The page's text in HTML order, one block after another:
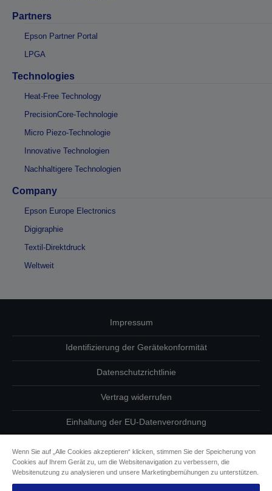
Partners
Epson Partner Portal
LPGA
Technologies
Heat-Free Technology
PrecisionCore-Technologie
Micro Piezo-Technologie
Innovative Technologien
Nachhaltigere Technologien
Company
Epson Europe Electronics
Digigraphie
Textil-Direktdruck
Weltweit
Impressum
Identifizierung der Gerätekonformität
Datenschutzrichtlinie
Vertrag widerrufen
Einhaltung der EU-Datenverordnung
Fragen zum Datenschutz
Informationen zu Cookies
Wenn Sie auf „Alle Cookies akzeptieren“ klicken, stimmen Sie der Speicherung von
Cookies auf Ihrem Gerät zu, um die Websitenavigation zu verbessern, die
Websitenutzung zu analysieren und unsere Marketingbemühungen zu unterstützen.